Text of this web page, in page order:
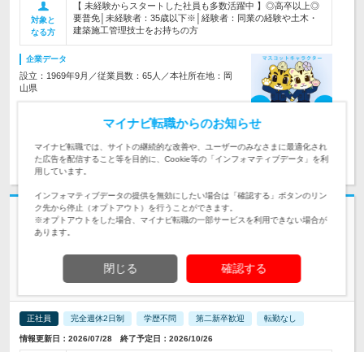
対象と
なる方
【 未経験からスタートした社員も多数活躍中 】◎高卒以上◎
要普免│未経験者：35歳以下※│経験者：同業の経験や土木・
建築施工管理技士をお持ちの方
企業データ
設立：1969年9月／従業員数：65人／本社所在地：岡
山県
求人詳細を見る 気になる
志望動機・自己PR不要
布川産業株式会社 | 【JFEスチール・ENEOSの元請け】◆年間休日126日
◆完全週休2日制
福山市・倉敷市【プラント施工管理】◎月給40万円～＋賞与年
正社員 完全週休2日制 学歴不問 第二新卒歓迎 転勤なし
情報更新日：2026/07/28 終了予定日：2026/10/26
マイナビ転職からのお知らせ
マイナビ転職では、サイトの継続的な改善や、ユーザーのみなさまに最適化され
た広告を配信すること等を目的に、Cookie等の「インフォマティブデータ」を利
用しています。
インフォマティブデータの提供を無効にしたい場合は「確認する」ボタンのリン
ク先から停止（オプトアウト）を行うことができます。
※オプトアウトをした場合、マイナビ転職の一部サービスを利用できない場合が
あります。
閉じる 確認する